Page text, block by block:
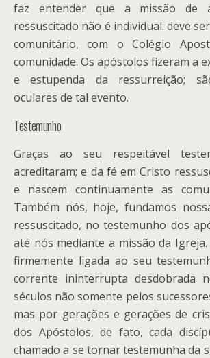
faz entender que a missão de
ressuscitado não é individual: deve
comunitário, com o Colégio
comunidade. Os apóstolos fizeram a
e estupenda da ressurreição;
oculares de tal evento.
Testemunho
Graças ao seu respeitável
acreditaram; e da fé em Cristo
e nascem continuamente as
Também nós, hoje, fundamos
ressuscitado, no testemunho dos
até nós mediante a missão da
firmemente ligada ao seu
corrente ininterrupta desdobrada
séculos não somente pelos
mas por gerações e gerações de
dos Apóstolos, de fato, cada
chamado a se tornar testemunha da